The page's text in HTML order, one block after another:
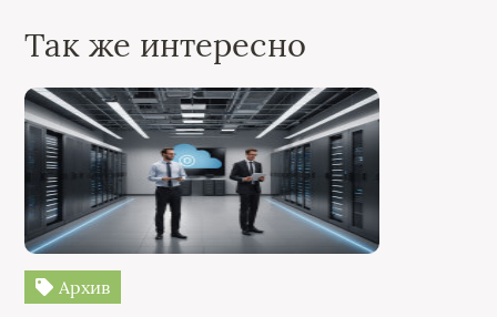
Так же интересно
Архив